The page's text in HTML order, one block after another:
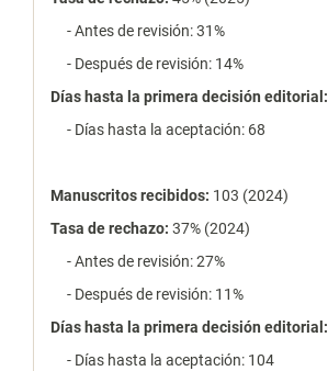
- Antes de revisión: 31%
- Después de revisión: 14%
Días hasta la primera decisión editorial:
- Días hasta la aceptación: 68
Manuscritos recibidos: 103 (2024)
Tasa de rechazo: 37% (2024)
- Antes de revisión: 27%
- Después de revisión: 11%
Días hasta la primera decisión editorial:
- Días hasta la aceptación: 104